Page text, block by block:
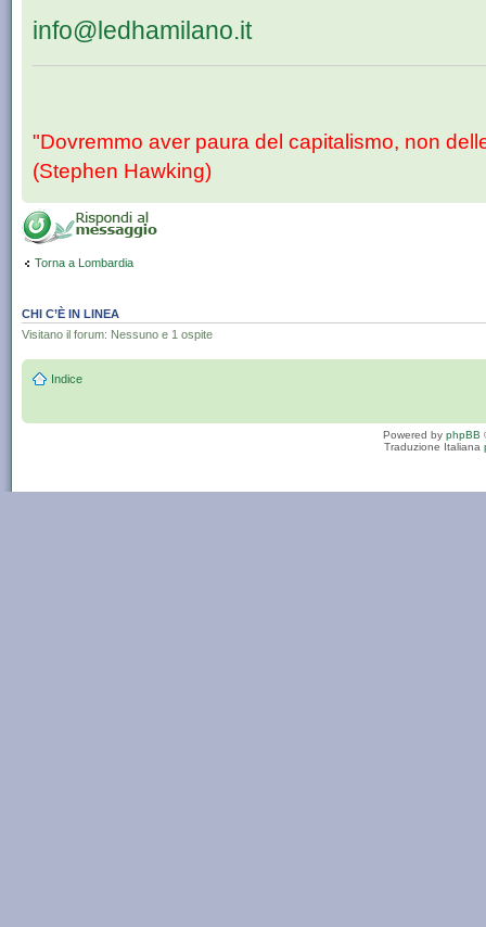
info@ledhamilano.it
"Dovremmo aver paura del capitalismo, non
(Stephen Hawking)
Torna a Lombardia
CHI C’È IN LINEA
Visitano il forum: Nessuno e 1 ospite
Indice
Powered by phpBB
Traduzione Italiana